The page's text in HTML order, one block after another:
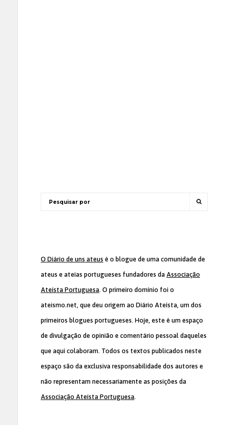
O Diário de uns ateus é o blogue de uma comunidade de
ateus e ateias portugueses fundadores da Associação
Ateísta Portuguesa. O primeiro domínio foi o
ateismo.net, que deu origem ao Diário Ateísta, um dos
primeiros blogues portugueses. Hoje, este é um espaço
de divulgação de opinião e comentário pessoal daqueles
que aqui colaboram. Todos os textos publicados neste
espaço são da exclusiva responsabilidade dos autores e
não representam necessariamente as posições da
Associação Ateísta Portuguesa.